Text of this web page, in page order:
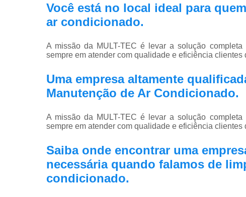
Você está no local ideal para
ar condicionado.
A missão da MULT-TEC é levar a solução
sempre em atender com qualidade e eficiência clientes
Uma empresa altamente
Manutenção de Ar Condicionado.
A missão da MULT-TEC é levar a solução
sempre em atender com qualidade e eficiência clientes
Saiba onde encontrar uma
necessária quando falamos de
condicionado.